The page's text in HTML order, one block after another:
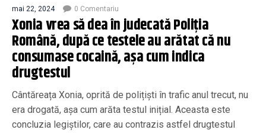
mai 22, 2024 0 Comentariu
Xonia vrea să dea în judecată Poliția
Română, după ce testele au arătat că nu
consumase cocaină, așa cum indica
drugtestul
Cântăreața Xonia, oprită de polițiști în trafic anul trecut, nu
era drogată, așa cum arăta testul inițial. Aceasta este
concluzia legiștilor, care au contrazis astfel drugtestul